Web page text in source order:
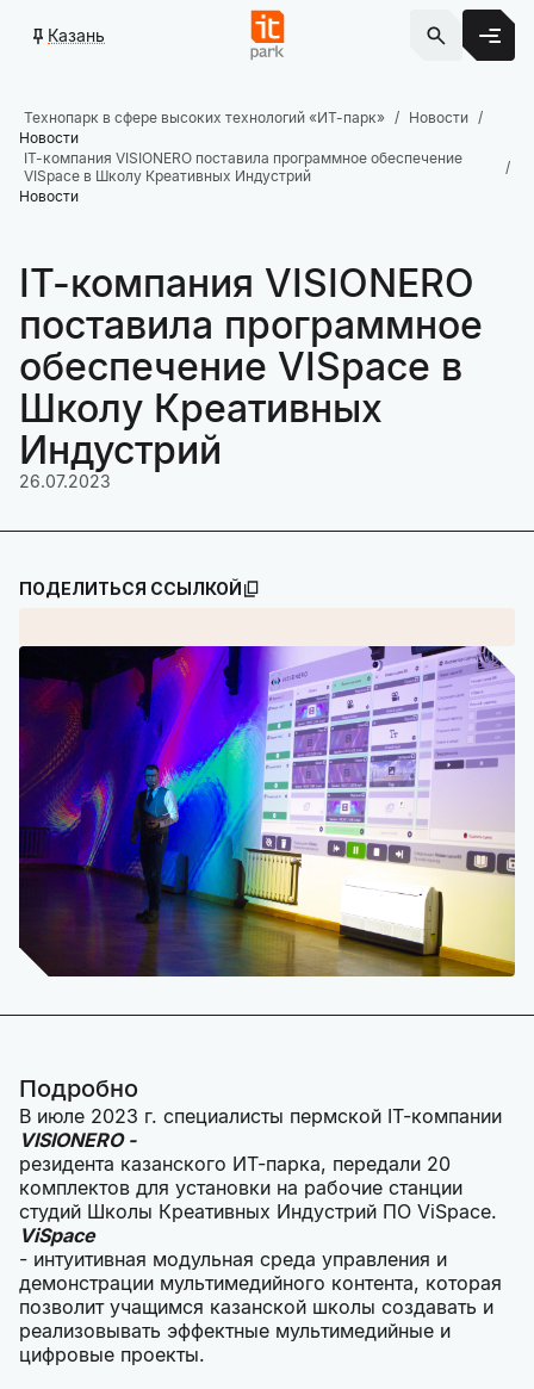
Казань
Технопарк в сфере высоких технологий «ИТ-парк»
Новости
Новости
IT-компания VISIONERO поставила программное обеспечение
VISpace в Школу Креативных Индустрий
Новости
IT-компания VISIONERO
поставила программное
обеспечение VISpace в
Школу Креативных
Индустрий
26.07.2023
ПОДЕЛИТЬСЯ ССЫЛКОЙ
Подробно
В июле 2023 г. специалисты пермской IT-компании
VISIONERO -
резидента казанского ИТ-парка, передали 20
комплектов для установки на рабочие станции
студий Школы Креативных Индустрий ПО ViSpace.
ViSpace
- интуитивная модульная среда управления и
демонстрации мультимедийного контента, которая
позволит учащимся казанской школы создавать и
реализовывать эффектные мультимедийные и
цифровые проекты.